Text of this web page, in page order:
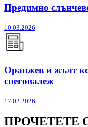
Предимно
10.03.2026
Оранжев и жълт
снеговалеж
17.02.2026
ПРОЧЕТЕТЕ